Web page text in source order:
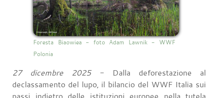
Foresta Biaowiea - foto Adam Lawnik - WWF
Polonia
27 dicembre 2025- Dalla deforestazione al
declassamento del lupo, il bilancio del WWF Italia sui